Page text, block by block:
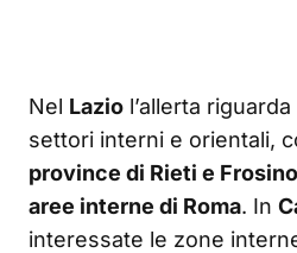
Nel Lazio l’allerta
settori interni e orientali,
province di Rieti e
aree interne di Roma. In
interessate le zone